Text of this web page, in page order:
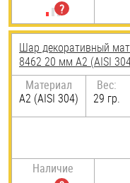
Шар декоративный
8462 20 мм А2 (AISI
Материал
А2 (AISI 304)
Вес:
29 гр.
Наличие